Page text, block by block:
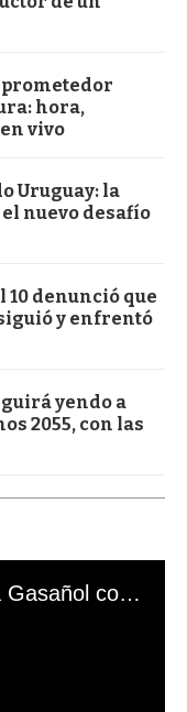
prometedor
hora,
vivo
Uruguay: la
nuevo desafío
10 denunció que
y enfrentó
yendo a
2055, con las
El mal momento de Yanina Gasañol con un hincha argentino en "Subrayado"